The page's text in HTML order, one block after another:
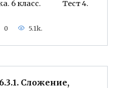
6 класс. Тест 4.
0 5.1k.
Сложение,